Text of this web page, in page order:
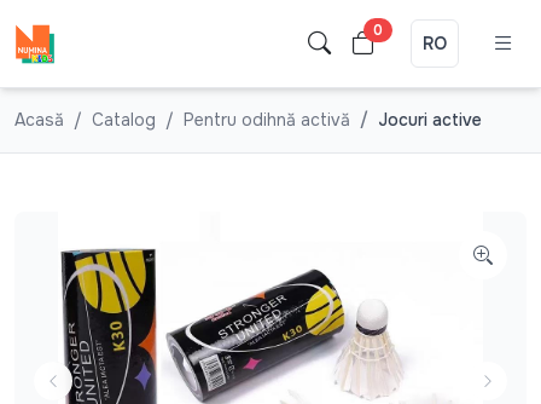
0
RO
Acasă Catalog Pentru odihnă activă Jocuri active